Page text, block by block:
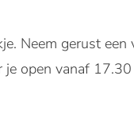
Neem gerust
open vanaf